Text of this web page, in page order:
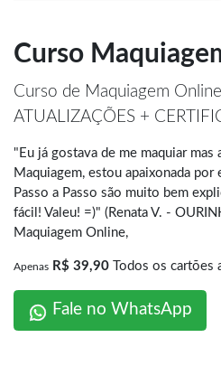
Curso
Curso de Maquiagem
ATUALIZAÇÕES +
"Eu já gostava de me maquiar
Maquiagem, estou apaixonada
Passo a Passo são muito bem
fácil! Valeu! =)" (Renata V. -
Maquiagem Online,
Apenas R$ 39,90 Todos os cartões
Fale no WhatsApp